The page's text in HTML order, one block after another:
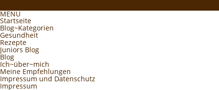
MENU
Startseite
Blog~Kategorien
Gesundheit
Rezepte
Juniors Blog
Blog
Ich~über~mich
Meine Empfehlungen
Impressum und Datenschutz
Impressum